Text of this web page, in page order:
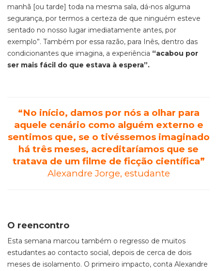
manhã [ou tarde] toda na mesma sala, dá-nos alguma
segurança, por termos a certeza de que ninguém esteve
sentado no nosso lugar imediatamente antes, por
exemplo”. Também por essa razão, para Inês, dentro das
condicionantes que imagina, a experiência “acabou por
ser mais fácil do que estava à espera”.
“No início, damos por nós a olhar para
aquele cenário como alguém externo e
sentimos que, se o tivéssemos imaginado
há três meses, acreditaríamos que se
tratava de um filme de ficção científica”
Alexandre Jorge, estudante
O reencontro
Esta semana marcou também o regresso de muitos
estudantes ao contacto social, depois de cerca de dois
meses de isolamento. O primeiro impacto, conta Alexandre